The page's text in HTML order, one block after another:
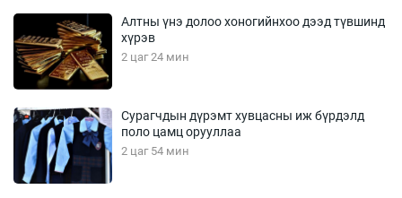
Алтны үнэ долоо хоногийнхоо дээд түвшинд
хүрэв
2 цаг 24 мин
Сурагчдын дүрэмт хувцасны иж бүрдэлд
поло цамц орууллаа
2 цаг 54 мин